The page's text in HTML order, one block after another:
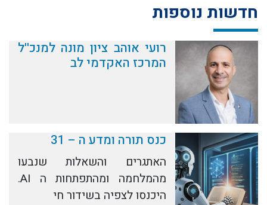
חדשות נוספות
רועי אוהב ציון מונה למנכ''ל
המרכז האקדמי לב
כנס תורה ומדע ה – 31
האתגרים והשאלות שנבעו
מהמלחמה ומהתפתחות ה AI.
היכנסו לצפיה בשידור חי